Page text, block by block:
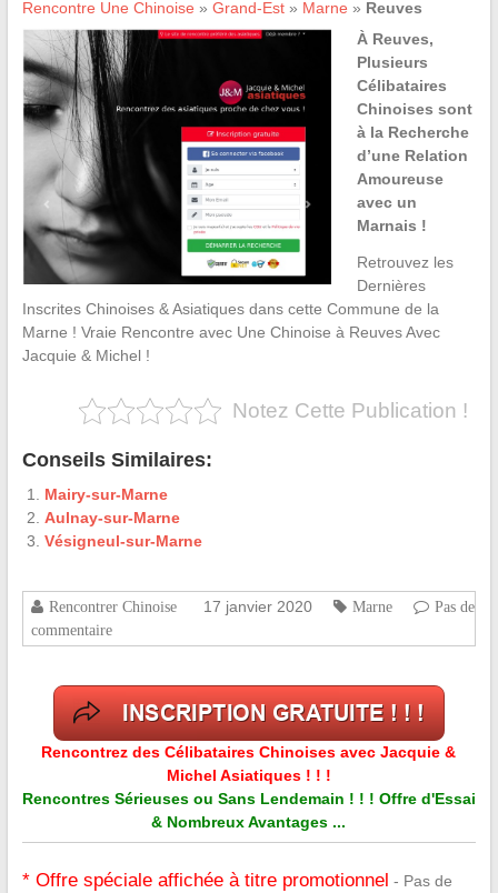
Rencontre Une Chinoise » Grand-Est» Marne » Reuves
À Reuves,
Plusieurs
Célibataires
Chinoises sont
à la Recherche
d’une Relation
Amoureuse
avec un
Marnais !
Retrouvez les
Dernières
Inscrites Chinoises & Asiatiques dans cette Commune de la
Marne ! Vraie Rencontre avec Une Chinoise à Reuves Avec
Jacquie & Michel !
Notez Cette Publication !
Conseils Similaires:
Mairy-sur-Marne
Aulnay-sur-Marne
Vésigneul-sur-Marne
Rencontrer Chinoise 17 janvier 2020 Marne
Pas de
commentaire
Rencontrez des Célibataires Chinoises avec Jacquie &
Michel Asiatiques ! ! !
Rencontres Sérieuses ou Sans Lendemain ! ! ! Offre d'Essai
& Nombreux Avantages ...
* Offre spéciale affichée à titre promotionnel - Pas de